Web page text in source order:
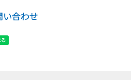
い合わせ